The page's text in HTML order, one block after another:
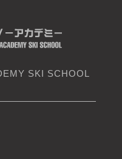
SKI SCHOOL